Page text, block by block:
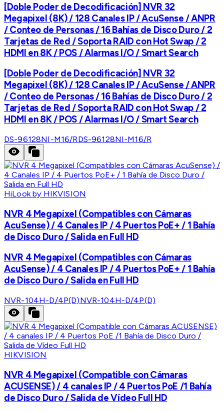
[Doble Poder de Decodificación] NVR 32
Megapixel (8K) / 128 Canales IP / AcuSense / ANPR
/ Conteo de Personas / 16 Bahías de Disco Duro / 2
Tarjetas de Red / Soporta RAID con Hot Swap / 2
HDMI en 8K / POS / Alarmas I/O / Smart Search
[Doble Poder de Decodificación] NVR 32
Megapixel (8K) / 128 Canales IP / AcuSense / ANPR
/ Conteo de Personas / 16 Bahías de Disco Duro / 2
Tarjetas de Red / Soporta RAID con Hot Swap / 2
HDMI en 8K / POS / Alarmas I/O / Smart Search
DS-96128NI-M16/RDS-96128NI-M16/R
HiLook by HIKVISION
NVR 4 Megapixel (Compatibles con Cámaras
AcuSense) / 4 Canales IP / 4 Puertos PoE+ / 1 Bahía
de Disco Duro / Salida en Full HD
NVR 4 Megapixel (Compatibles con Cámaras
AcuSense) / 4 Canales IP / 4 Puertos PoE+ / 1 Bahía
de Disco Duro / Salida en Full HD
NVR-104H-D/4P(D)NVR-104H-D/4P(D)
HIKVISION
NVR 4 Megapixel (Compatible con Cámaras
ACUSENSE) / 4 canales IP / 4 Puertos PoE /1 Bahía
de Disco Duro / Salida de Vídeo Full HD